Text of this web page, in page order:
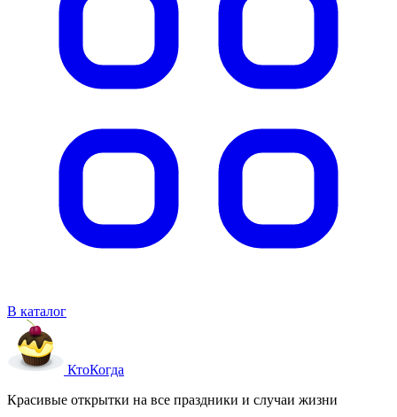
В каталог
КтоКогда
Красивые открытки на все праздники и случаи жизни